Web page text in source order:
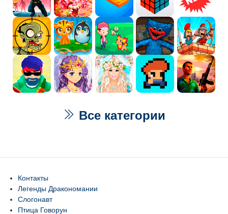
Все категории
Контакты
Легенды Дракономании
Слогонавт
Птица Говорун